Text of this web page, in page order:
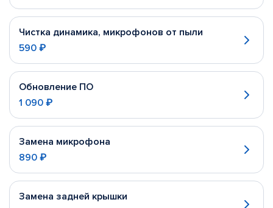
Чистка динамика, микрофонов от пыли
590 ₽
Обновление ПО
1 090 ₽
Замена микрофона
890 ₽
Замена задней крышки